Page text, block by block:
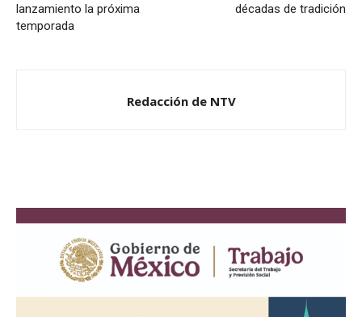
lanzamiento la próxima
temporada
décadas de tradición
Redacción de NTV